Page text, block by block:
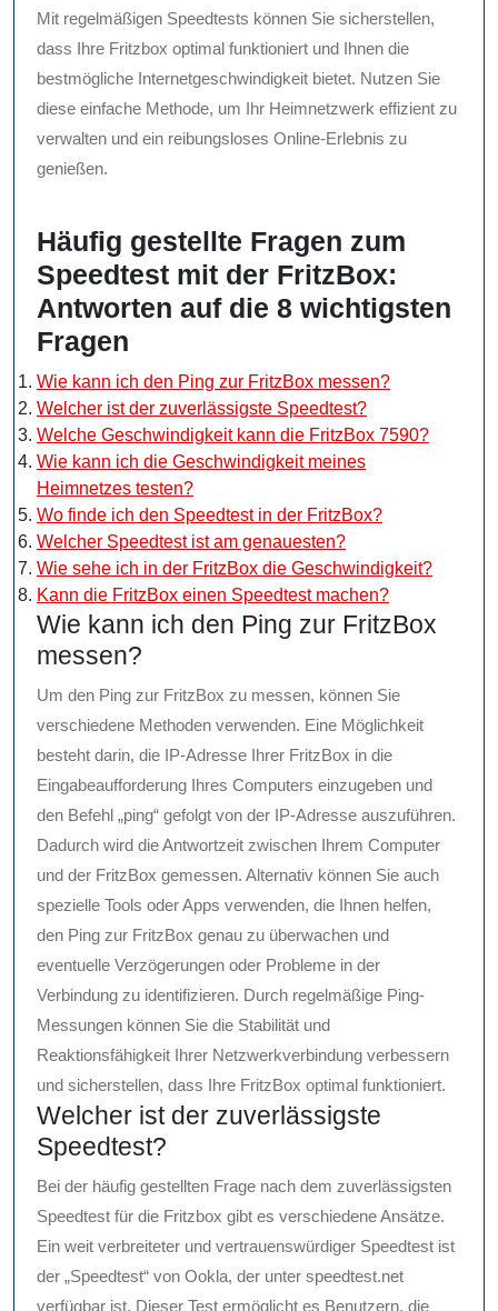
Mit regelmäßigen Speedtests können Sie sicherstellen,
dass Ihre Fritzbox optimal funktioniert und Ihnen die
bestmögliche Internetgeschwindigkeit bietet. Nutzen Sie
diese einfache Methode, um Ihr Heimnetzwerk effizient zu
verwalten und ein reibungsloses Online-Erlebnis zu
genießen.
Häufig gestellte Fragen zum
Speedtest mit der FritzBox:
Antworten auf die 8 wichtigsten
Fragen
Wie kann ich den Ping zur FritzBox messen?
Welcher ist der zuverlässigste Speedtest?
Welche Geschwindigkeit kann die FritzBox 7590?
Wie kann ich die Geschwindigkeit meines
Heimnetzes testen?
Wo finde ich den Speedtest in der FritzBox?
Welcher Speedtest ist am genauesten?
Wie sehe ich in der FritzBox die Geschwindigkeit?
Kann die FritzBox einen Speedtest machen?
Wie kann ich den Ping zur FritzBox
messen?
Um den Ping zur FritzBox zu messen, können Sie
verschiedene Methoden verwenden. Eine Möglichkeit
besteht darin, die IP-Adresse Ihrer FritzBox in die
Eingabeaufforderung Ihres Computers einzugeben und
den Befehl „ping“ gefolgt von der IP-Adresse auszuführen.
Dadurch wird die Antwortzeit zwischen Ihrem Computer
und der FritzBox gemessen. Alternativ können Sie auch
spezielle Tools oder Apps verwenden, die Ihnen helfen,
den Ping zur FritzBox genau zu überwachen und
eventuelle Verzögerungen oder Probleme in der
Verbindung zu identifizieren. Durch regelmäßige Ping-
Messungen können Sie die Stabilität und
Reaktionsfähigkeit Ihrer Netzwerkverbindung verbessern
und sicherstellen, dass Ihre FritzBox optimal funktioniert.
Welcher ist der zuverlässigste
Speedtest?
Bei der häufig gestellten Frage nach dem zuverlässigsten
Speedtest für die Fritzbox gibt es verschiedene Ansätze.
Ein weit verbreiteter und vertrauenswürdiger Speedtest ist
der „Speedtest“ von Ookla, der unter speedtest.net
verfügbar ist. Dieser Test ermöglicht es Benutzern, die